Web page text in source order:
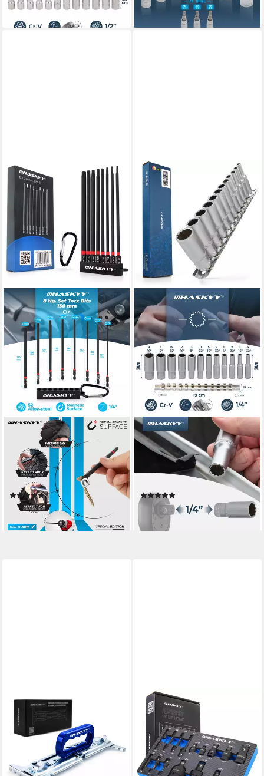
lieferbar - in 2-3 Werktagen bei dir 17,99 €
lieferbar - in 2-3 Werktagen bei dir
Torx-Bit Lang Torx Bits Set
150mm 1/4"
Schraubendreher T8-T40
Schwarz Torx
(5)
10,99 €
lieferbar - in 2-3 Werktagen bei dir
HASKYY
Steckschlüssel Zoll
Steckschlüsselsatz 12-tlg.
SAE 5/32"-9/16" CR-V (1/4)
15,99 €
lieferbar - in 2-3 Werktagen bei dir